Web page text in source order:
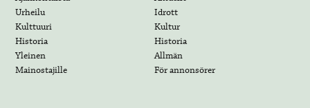
Urheilu
Idrott
Kulttuuri
Kultur
Historia
Historia
Yleinen
Allmän
Mainostajille
För annonsörer